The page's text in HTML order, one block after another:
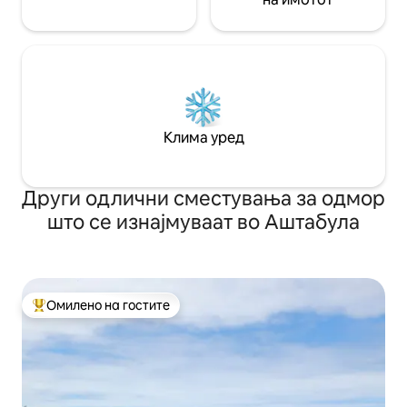
Клима уред
Други одлични сместувања за одмор
што се изнајмуваат во Аштабула
Меѓу најуспешните „Омилени на гостите“
Омилено на гостите